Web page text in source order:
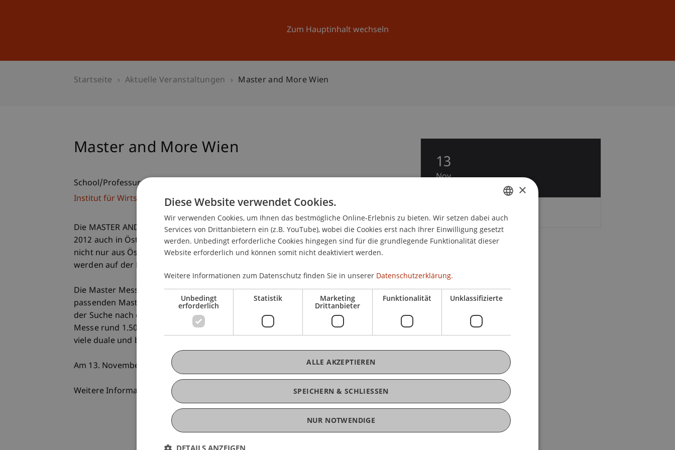
Zum Hauptinhalt wechseln
Universität Aktuelles
Startseite Aktuelle Veranstaltungen Master and More Wien
Master and More Wien
School/Professur:
Institut für Wirtschaftsinformatik
Die MASTER AND MORE Messen sind die größten Master Messen Deutschlands und seit
2012 auch in Österreich vor Ort! Universitäten, Fachhochschulen und Business Schools
nicht nur aus Österreich, Deutschland und der Schweiz, sondern aus ganz Europa
werden auf der Master Messe Wien erwartet!
Die Master Messe richtet sich an Bachelor-Studenten und Absolventen, die einen
passenden Master-Studiengang anschließen möchten, sowie an Young Professionals auf
der Suche nach einem MBA oder Weiterbildungsmaster. Entsprechend werden auf der
Messe rund 1.500 Master-Studiengänge aller Fachbereiche präsentiert, darunter auch
viele duale und berufsbegleitende Master-Programme.
Am 13. November 2014 findet die nächste Mastermesse in Wien statt.
Weitere Informationen: www.master-and-more.at/master-messe-wien
13
Nov
GERMAN
ENGLISH
×
Diese Website verwendet Cookies.
Wir verwenden Cookies, um Ihnen das bestmögliche Online-Erlebnis zu bieten. Wir setzen dabei auch
Services von Drittanbietern ein (z.B. YouTube), wobei die Cookies erst nach Ihrer Einwilligung gesetzt
werden. Unbedingt erforderliche Cookies hingegen sind für die grundlegende Funktionalität dieser
Website erforderlich und können somit nicht deaktiviert werden.
Weitere Informationen zum Datenschutz finden Sie in unserer Datenschutzerklärung.
Unbedingt
erforderlich
Statistik Marketing
Drittanbieter
Funktionalität Unklassifizierte
SPEICHERN & SCHLIESSEN
ALLE AKZEPTIEREN
NUR NOTWENDIGE
DETAILS ANZEIGEN